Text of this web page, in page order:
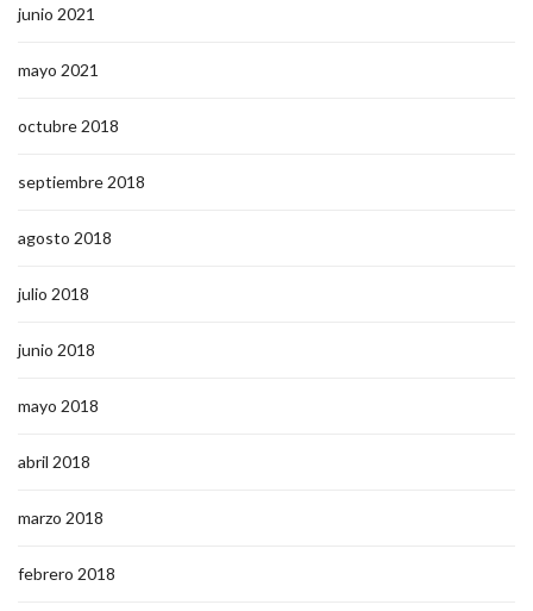
junio 2021
mayo 2021
octubre 2018
septiembre 2018
agosto 2018
julio 2018
junio 2018
mayo 2018
abril 2018
marzo 2018
febrero 2018